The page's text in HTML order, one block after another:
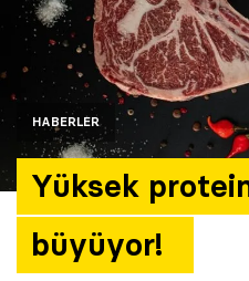
HABERLER
Yüksek protein
büyüyor!